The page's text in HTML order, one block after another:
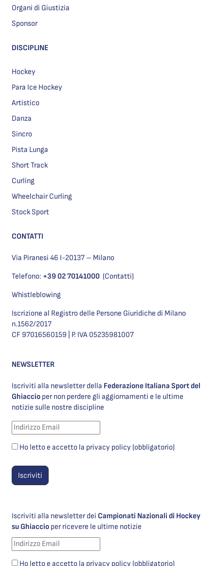
Organi di Giustizia
Sponsor
DISCIPLINE
Hockey
Para Ice Hockey
Artistico
Danza
Sincro
Pista Lunga
Short Track
Curling
Wheelchair Curling
Stock Sport
CONTATTI
Via Piranesi 46 I-20137 – Milano
Telefono: +39 02 70141000 (Contatti)
Whistleblowing
Iscrizione al Registro delle Persone Giuridiche di Milano
n.1562/2017
CF 97016560159 | P. IVA 05235981007
NEWSLETTER
Iscriviti alla newsletter della Federazione Italiana Sport del
Ghiaccio per non perdere gli aggiornamenti e le ultime
notizie sulle nostre discipline
Ho letto e accetto la privacy policy (obbligatorio)
Iscriviti alla newsletter dei Campionati Nazionali di Hockey
su Ghiaccio per ricevere le ultime notizie
Ho letto e accetto la privacy policy (obbligatorio)